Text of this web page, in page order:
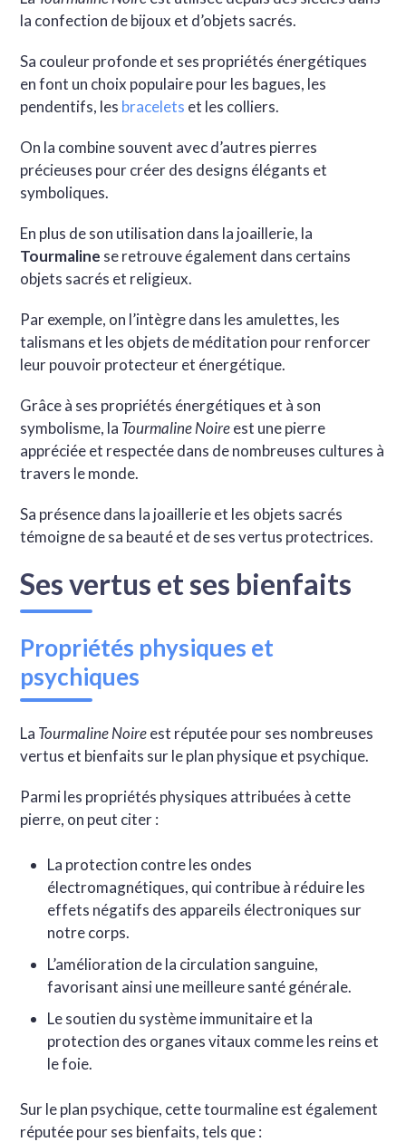
la confection de bijoux et d’objets sacrés.
Sa couleur profonde et ses propriétés énergétiques
en font un choix populaire pour les bagues, les
pendentifs, les bracelets et les colliers.
On la combine souvent avec d’autres pierres
précieuses pour créer des designs élégants et
symboliques.
En plus de son utilisation dans la joaillerie, la
Tourmaline se retrouve également dans certains
objets sacrés et religieux.
Par exemple, on l’intègre dans les amulettes, les
talismans et les objets de méditation pour renforcer
leur pouvoir protecteur et énergétique.
Grâce à ses propriétés énergétiques et à son
symbolisme, la Tourmaline Noireest une pierre
appréciée et respectée dans de nombreuses cultures à
travers le monde.
Sa présence dans la joaillerie et les objets sacrés
témoigne de sa beauté et de ses vertus protectrices.
Ses vertus et ses bienfaits
Propriétés physiques et
psychiques
La Tourmaline Noireest réputée pour ses nombreuses
vertus et bienfaits sur le plan physique et psychique.
Parmi les propriétés physiques attribuées à cette
pierre, on peut citer :
La protection contre les ondes
électromagnétiques, qui contribue à réduire les
effets négatifs des appareils électroniques sur
notre corps.
L’amélioration de la circulation sanguine,
favorisant ainsi une meilleure santé générale.
Le soutien du système immunitaire et la
protection des organes vitaux comme les reins et
le foie.
Sur le plan psychique, cette tourmaline est également
réputée pour ses bienfaits, tels que :